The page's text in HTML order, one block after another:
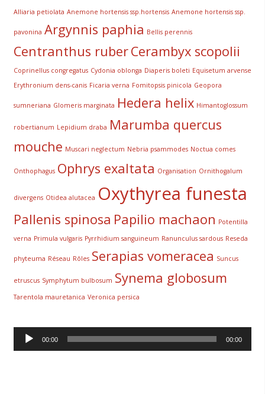
Alliaria petiolata Anemone hortensis ssp.hortensis Anemone hortensis ssp.
pavonina Argynnis paphia Bellis perennis
Centranthus ruberCerambyx scopolii
Coprinellus congregatus Cydonia oblonga Diaperis boleti Equisetum arvense
Erythronium dens-canis Ficaria verna Fomitopsis pinicola Geopora
sumneriana Glomeris marginata Hedera helix Himantoglossum
robertianum Lepidium draba Marumba quercus
mouche Muscari neglectum Nebria psammodes Noctua comes
Onthophagus Ophrys exaltata Organisation Ornithogalum
divergens Otidea alutacea Oxythyrea funesta
Pallenis spinosa Papilio machaon Potentilla
verna Primula vulgaris Pyrrhidium sanguineum Ranunculus sardous Reseda
phyteuma Réseau Rôles Serapias vomeracea Suncus
etruscus Symphytum bulbosum Synema globosum
Tarentola mauretanica Veronica persica
Lecteur
audio
00:00 00:00